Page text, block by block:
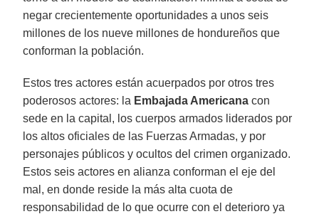
negar crecientemente oportunidades a unos seis
millones de los nueve millones de hondureños que
conforman la población.
Estos tres actores están acuerpados por otros tres
poderosos actores: la Embajada Americana con
sede en la capital, los cuerpos armados liderados por
los altos oficiales de las Fuerzas Armadas, y por
personajes públicos y ocultos del crimen organizado.
Estos seis actores en alianza conforman el eje del
mal, en donde reside la más alta cuota de
responsabilidad de lo que ocurre con el deterioro ya